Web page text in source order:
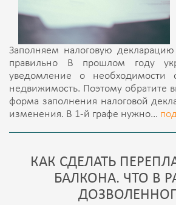
Заполняем налоговую
правильно В прошлом году
уведомление о необходимости
недвижимость. Поэтому обратите
форма заполнения налоговой
изменения. В 1-й графе нужно...
КАК СДЕЛАТЬ
БАЛКОНА. ЧТО В